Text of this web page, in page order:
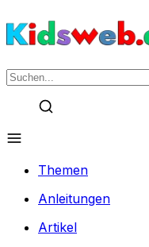
Themen
Anleitungen
Artikel